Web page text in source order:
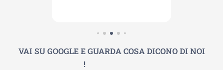
VAI SU GOOGLE E GUARDA COSA DICONO DI NOI
!